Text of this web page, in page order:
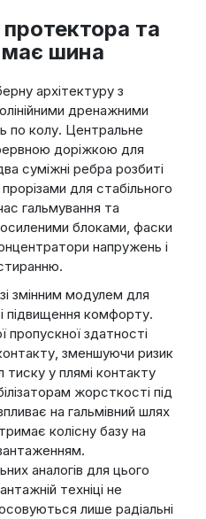
та
шина
архітектуру з
дренажними
по колу. Центральне
доріжкою для
суміжні ребра розбиті
для стабільного
гальмування та
блоками, фаски
напружень і
змінним модулем для
підвищення комфорту.
пропускної здатності
зменшуючи ризик
тиску у плямі контакту
жорсткості під
на гальмівний шлях
колісну базу на
аналогів для цього
техніці не
лише радіальні